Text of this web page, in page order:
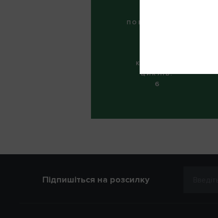
ПОВТОРНО НА:
КІЛЬКІСТЬ
ЦИКЛІВ:
6ВІДМІНА
Підпишіться на розсилку